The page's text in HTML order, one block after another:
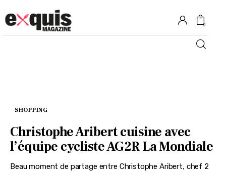
0
Recettes
Shopping
SHOPPING
Christophe Aribert cuisine avec
l’équipe cycliste AG2R La Mondiale
Beau moment de partage entre Christophe Aribert, chef 2